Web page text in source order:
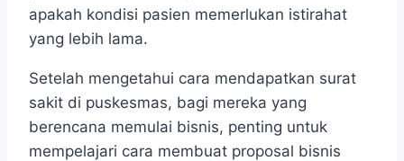
apakah kondisi pasien memerlukan istirahat
yang lebih lama.
Setelah mengetahui cara mendapatkan surat
sakit di puskesmas, bagi mereka yang
berencana memulai bisnis, penting untuk
mempelajari cara membuat proposal bisnis